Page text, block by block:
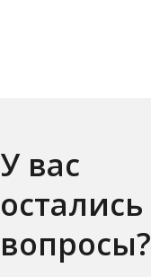
У вас
остались
вопросы?